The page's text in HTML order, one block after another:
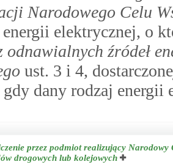
Narodowego Celu
energii elektrycznej, o
odnawialnych źródeł
ust. 3 i 4,
dany rodzaj
przez podmiot realizujący
drogowych lub kolejowych